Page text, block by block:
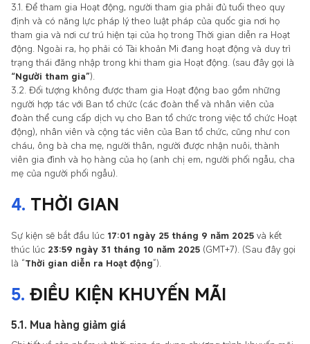
3.1. Để tham gia Hoạt động, người tham gia phải đủ tuổi theo quy
định và có năng lực pháp lý theo luật pháp của quốc gia nơi họ
tham gia và nơi cư trú hiện tại của họ trong Thời gian diễn ra Hoạt
động. Ngoài ra, họ phải có Tài khoản Mi đang hoạt động và duy trì
trạng thái đăng nhập trong khi tham gia Hoạt động. (sau đây gọi là
“Người tham gia”).
3.2. Đối tượng không được tham gia Hoạt động bao gồm những
người hợp tác với Ban tổ chức (các đoàn thể và nhân viên của
đoàn thể cung cấp dịch vụ cho Ban tổ chức trong việc tổ chức Hoạt
động), nhân viên và cộng tác viên của Ban tổ chức, cũng như con
cháu, ông bà cha mẹ, người thân, người được nhận nuôi, thành
viên gia đình và họ hàng của họ (anh chị em, người phối ngẫu, cha
mẹ của người phối ngẫu).
4. THỜI GIAN
Sự kiện sẽ bắt đầu lúc 17:01 ngày 25 tháng 9 năm 2025 và kết
thúc lúc 23:59 ngày 31 tháng 10 năm 2025 (GMT+7). (Sau đây gọi
là “Thời gian diễn ra Hoạt động”).
5. ĐIỀU KIỆN KHUYẾN MÃI
5.1. Mua hàng giảm giá